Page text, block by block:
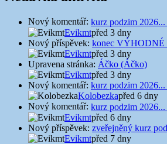
Nový komentář: kurz podzim 2026...
Evikmtpřed 3 dny
Nový příspěvek: konec VÝHODNÉ
Evikmtpřed 3 dny
Upravena stránka: Áčko (Áčko)
Evikmtpřed 3 dny
Nový komentář: kurz podzim 2026...
Kolobezkapřed 6 dny
Nový komentář: kurz podzim 2026...
Evikmtpřed 6 dny
Nový příspěvek: zveřejněný kurz
Evikmtpřed 7 dny